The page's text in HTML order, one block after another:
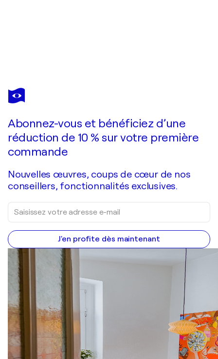
PETER LOCASCIO
Things You should not Eat
Abonnez-vous et bénéficiez d’une
réduction de 10 % sur votre première
commande
Nouvelles œuvres, coups de cœur de nos
conseillers, fonctionnalités exclusives.
J'en profite dès maintenant